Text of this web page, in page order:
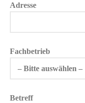
Adresse
Fachbetrieb
Betreff